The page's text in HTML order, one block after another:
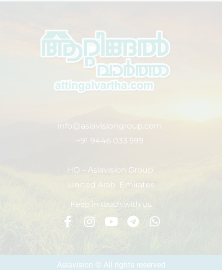
info@asiavisiongroup.com
+91 9446 033 599
HO – Asiavision Group
United Arab Emirates
Keep in touch with us.
Asiavision © All rights reserved